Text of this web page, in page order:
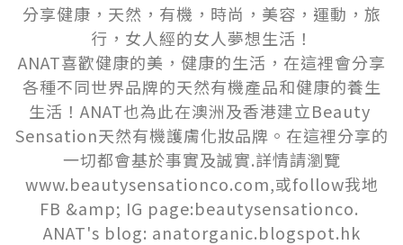
分享健康，天然，有機，時尚，美容，運動，旅
行，女人經的女人夢想生活！
ANAT喜歡健康的美，健康的生活，在這裡會分享
各種不同世界品牌的天然有機產品和健康的養生
生活！ANAT也為此在澳洲及香港建立Beauty
Sensation天然有機護膚化妝品牌。在這裡分享的
一切都會基於事實及誠實.詳情請瀏覽
www.beautysensationco.com,或follow我地
FB &amp; IG page:beautysensationco.
ANAT's blog: anatorganic.blogspot.hk